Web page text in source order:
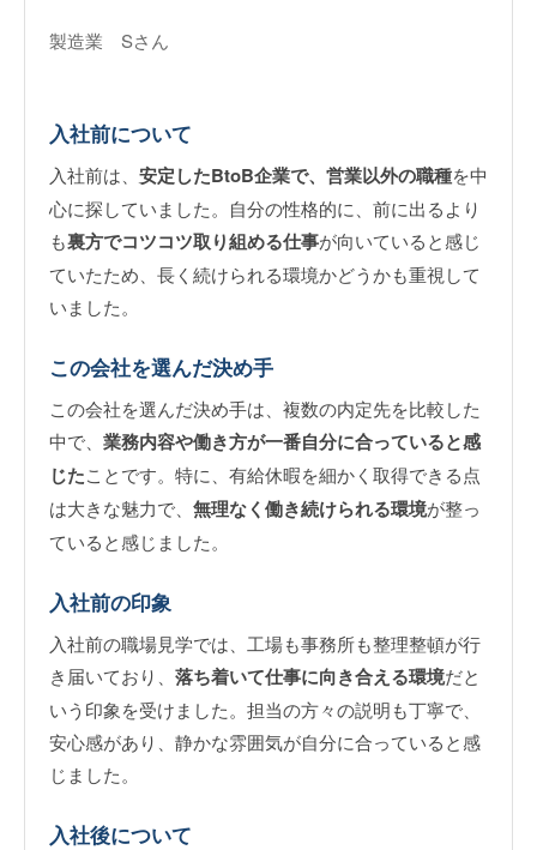
製造業 Sさん
入社前について
入社前は、 安定したBtoB企業で、営業以外の職種を中
心に探していました。自分の性格的に、前に出るより
も裏方でコツコツ取り組める仕事が向いていると感じ
ていたため、長く続けられる環境かどうかも重視して
いました。
この会社を選んだ決め手
この会社を選んだ決め手は、複数の内定先を比較した
中で、 業務内容や働き方が一番自分に合っていると感
じたことです。特に、有給休暇を細かく取得できる点
は大きな魅力で、 無理なく働き続けられる環境が整っ
ていると感じました。
入社前の印象
入社前の職場見学では、工場も事務所も整理整頓が行
き届いており、 落ち着いて仕事に向き合える環境だと
いう印象を受けました。担当の方々の説明も丁寧で、
安心感があり、静かな雰囲気が自分に合っていると感
じました。
入社後について